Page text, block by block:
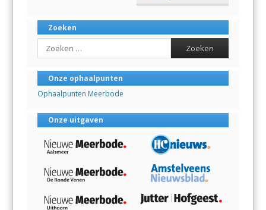
Zoeken
Search
Onze ophaalpunten
Ophaalpunten Meerbode
Onze uitgaven